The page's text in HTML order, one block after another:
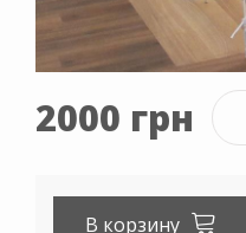
2000 грн
В корзину